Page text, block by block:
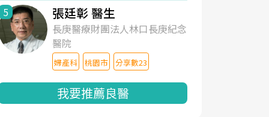
5 張廷彰 醫生
長庚醫療財團法人林口長庚紀念
醫院
婦產科 桃園市 分享數23
我要推薦良醫